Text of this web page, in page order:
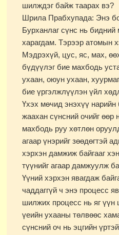
шилждэг байж таарах вэ?
Шрила Прабхупада: Энэ
Бурханлаг сүнс нь
харагдам. Тэрээр атомын
Мэдрэхүй, цус, яс, мах,
бүдүүлэг бие махбодь
ухаан, оюун ухаан,
бие үргэлжлүүлэн үйл
Үхэх мөчид энэхүү
жаахан сүнсний очийг өөр
махбодь руу хөтлөн
агаар үнэрийг зөөдөгтэй
хэрхэн дамжиж байгааг
түүнийг агаар дамжуулж
Үүний хэрхэн явагдаж
чаддаггүй ч энэ процесс
шилжих процесс нь яг үүн
үеийн ухааны төлвөөс
сүнсний оч нь эцгийн